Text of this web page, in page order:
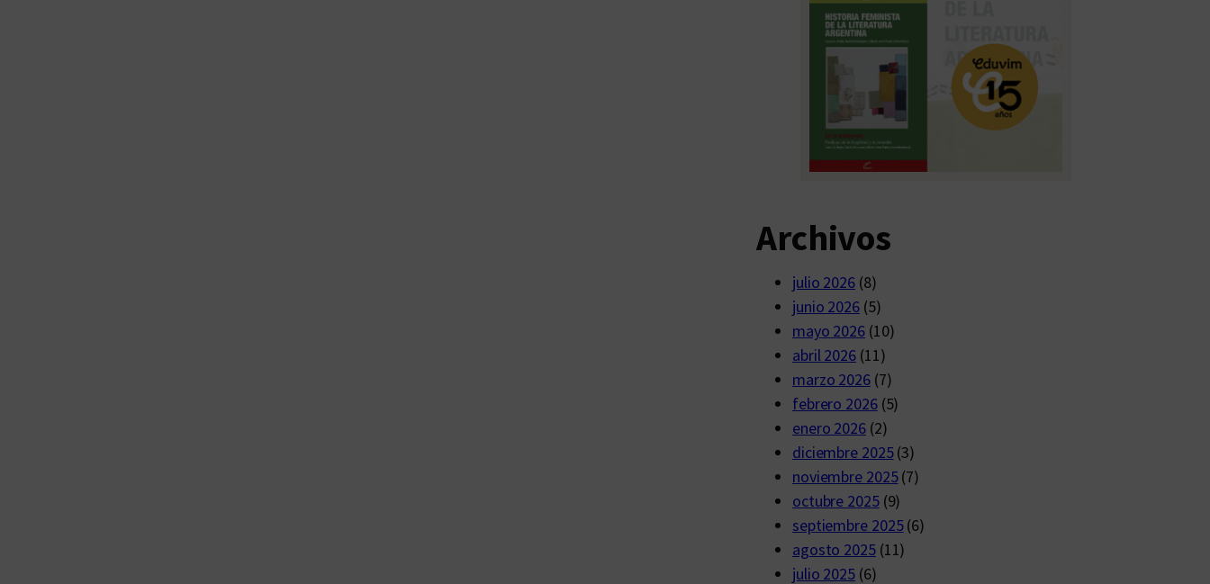
Archivos
julio 2026(8)
junio 2026(5)
mayo 2026 (10)
abril 2026(11)
marzo 2026(7)
febrero 2026(5)
enero 2026(2)
diciembre 2025(3)
noviembre 2025(7)
octubre 2025(9)
septiembre 2025(6)
agosto 2025(11)
julio 2025(6)